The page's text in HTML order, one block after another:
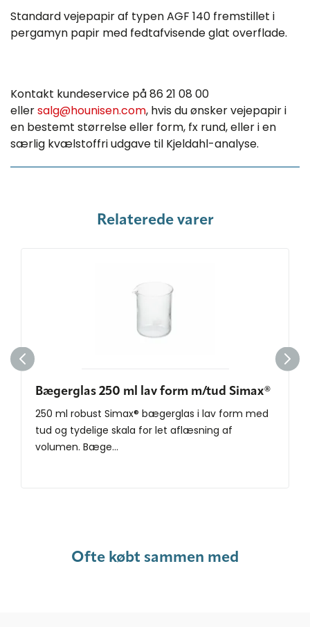
Standard vejepapir af typen AGF 140 fremstillet i
pergamyn papir med fedtafvisende glat overflade.
Kontakt kundeservice på 86 21 08 00
ellersalg@hounisen.com, hvis du ønsker vejepapir i
en bestemt størrelse eller form, fx rund, eller i en
særlig kvælstoffri udgave til Kjeldahl-analyse.
Relaterede varer
Bægerglas 250 ml lav form m/tud Simax®
250 ml robust Simax® bægerglas i lav form med
tud og tydelige skala for let aflæsning af
volumen. Bæge...
Ofte købt sammen med